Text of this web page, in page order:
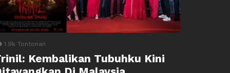
1.9k Tontonan
Kembalikan Tubuhku Kini